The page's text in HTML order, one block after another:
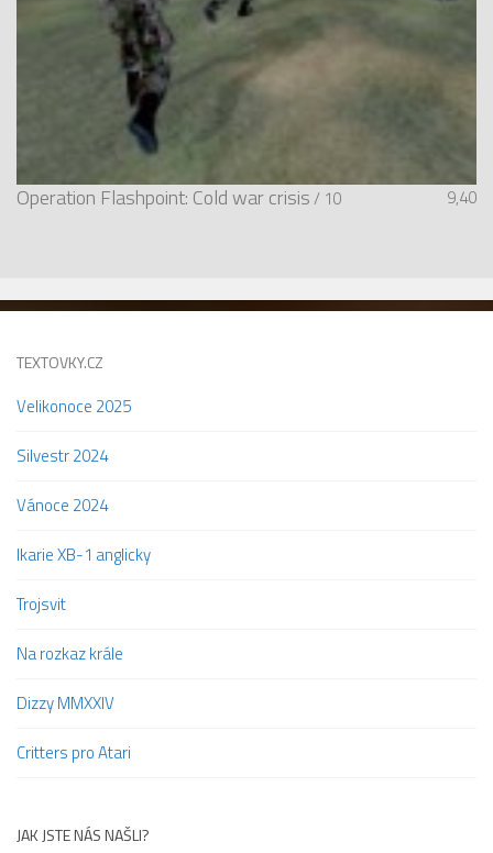
Operation Flashpoint: Cold war crisis 9,40
/ 10
TEXTOVKY.CZ
Velikonoce 2025
Silvestr 2024
Vánoce 2024
Ikarie XB-1 anglicky
Trojsvit
Na rozkaz krále
Dizzy MMXXIV
Critters pro Atari
JAK JSTE NÁS NAŠLI?